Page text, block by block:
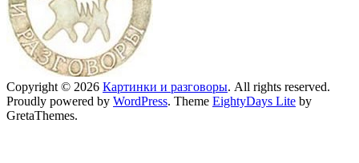
Copyright © 2026 Картинки и разговоры. All rights reserved.
Proudly powered by WordPress. Theme EightyDays Lite by
GretaThemes.